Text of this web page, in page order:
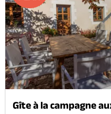
Gîte à la campagne